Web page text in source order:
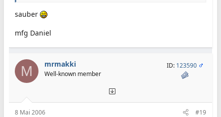
sauber
mfg Daniel
M mrmakki
Well-known member
ID: 123590
8 Mai 2006 #19